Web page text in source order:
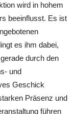
wird in hohem
beeinflusst. Es ist
es ihm dabei,
durch den
und
Geschick
Präsenz und
führen